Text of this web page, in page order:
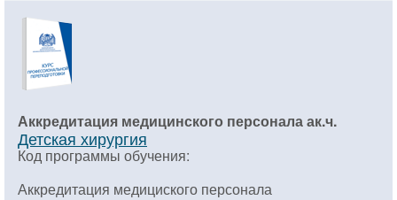
Аккредитация медицинского персонала ак.ч.
Детская хирургия
Код программы обучения:
Аккредитация медициского персонала